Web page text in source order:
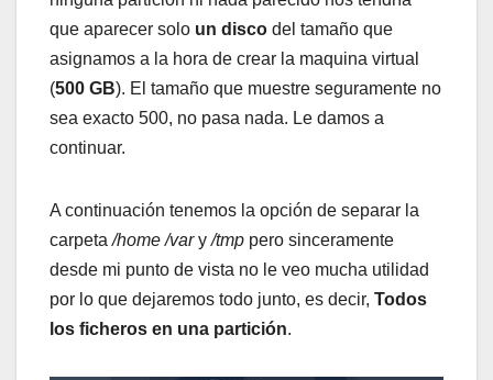
que aparecer solo un disco del tamaño que
asignamos a la hora de crear la maquina virtual
(500 GB). El tamaño que muestre seguramente no
sea exacto 500, no pasa nada. Le damos a
continuar.
A continuación tenemos la opción de separar la
carpeta/home /vary/tmp pero sinceramente
desde mi punto de vista no le veo mucha utilidad
por lo que dejaremos todo junto, es decir, Todos
los ficheros en una partición.